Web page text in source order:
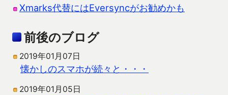
Xmarks代替にはEversyncがお勧めかも
前後のブログ
2019年01月07日
懐かしのスマホが続々と・・・
2019年01月05日